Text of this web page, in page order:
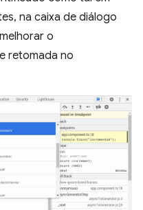
na caixa de diálogo
o
retomada no